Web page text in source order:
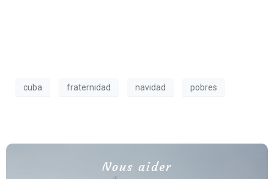
cuba fraternidad navidad pobres
Nous aider